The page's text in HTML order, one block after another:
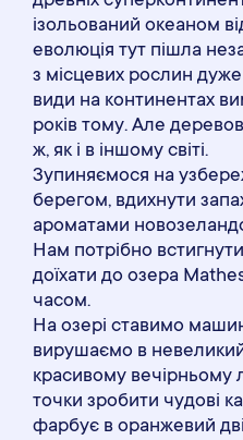
ізольований океаном
еволюція тут пішла
з місцевих рослин дуже
види на континентах
років тому. Але
ж, як і в іншому світі.
Зупиняємося на
берегом, вдихнути
ароматами
Нам потрібно
доїхати до озера
часом.
На озері ставимо
вирушаємо в
красивому вечірньому
точки зробити чудові
фарбує в оранжевий